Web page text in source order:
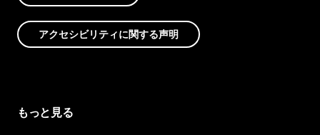
アクセシビリティに関する声明
もっと見る